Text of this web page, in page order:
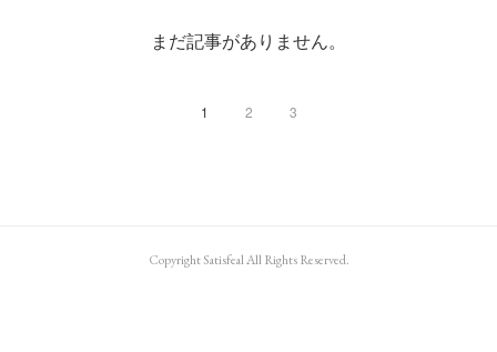
まだ記事がありません。
1 2 3
Copyright Satisfeal All Rights Reserved.